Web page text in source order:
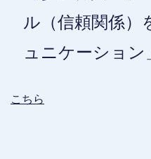
ル（信頼関係）
ュニケーション
こちら